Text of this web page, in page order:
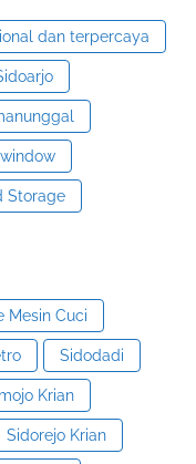
dan terpercaya
Storage
Mesin Cuci
Sidodadi
Krian
Sidorejo Krian